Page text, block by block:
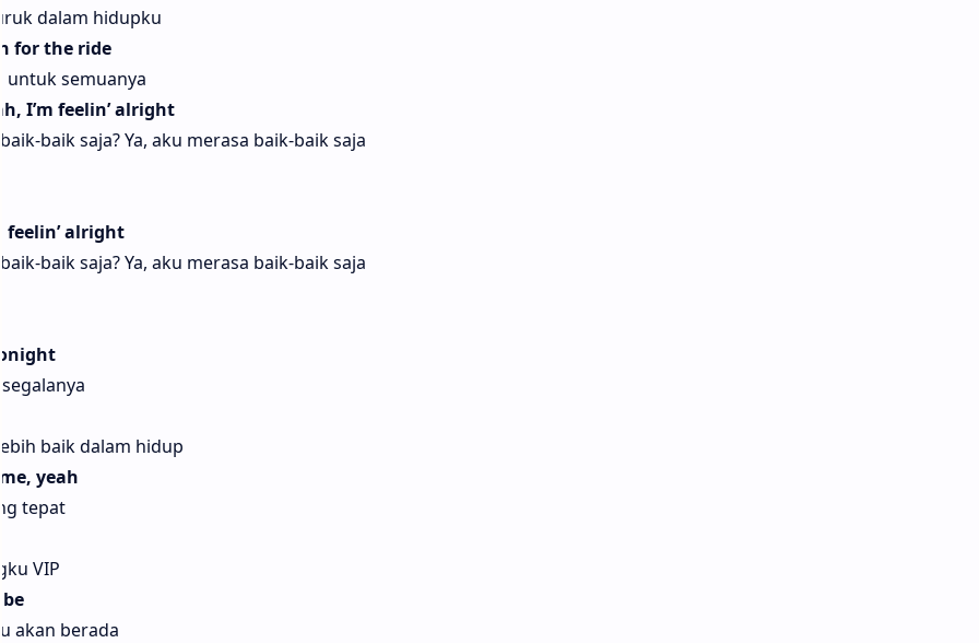
dalam hidupku
for the ride
untuk semuanya
I’m feelin’ alright
baik saja? Ya, aku merasa baik-baik saja
feelin’ alright
baik saja? Ya, aku merasa baik-baik saja
baik dalam hidup
yeah
tepat
VIP
akan berada